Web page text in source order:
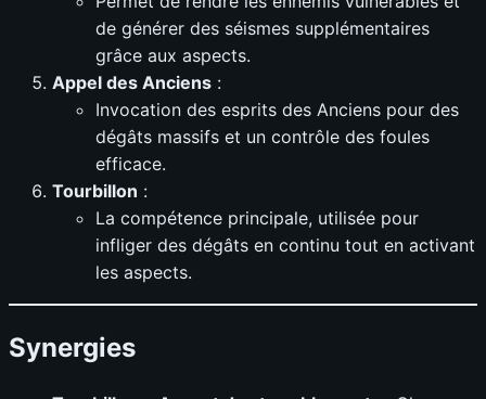
de générer des séismes supplémentaires
grâce aux aspects.
Appel des Anciens :
Invocation des esprits des Anciens pour des
dégâts massifs et un contrôle des foules
efficace.
Tourbillon :
La compétence principale, utilisée pour
infliger des dégâts en continu tout en activant
les aspects.
Synergies